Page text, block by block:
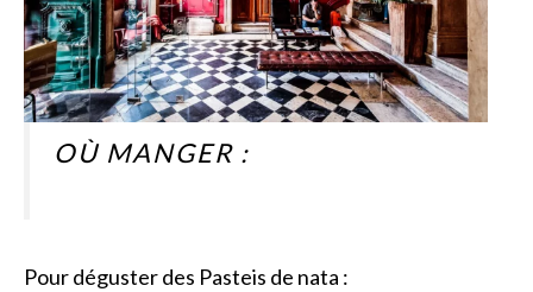
OÙ MANGER :
Pour déguster des Pasteis de nata :